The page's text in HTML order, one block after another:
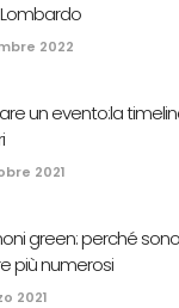
2022
un evento:la
2021
green: perché sono
più numerosi
2021